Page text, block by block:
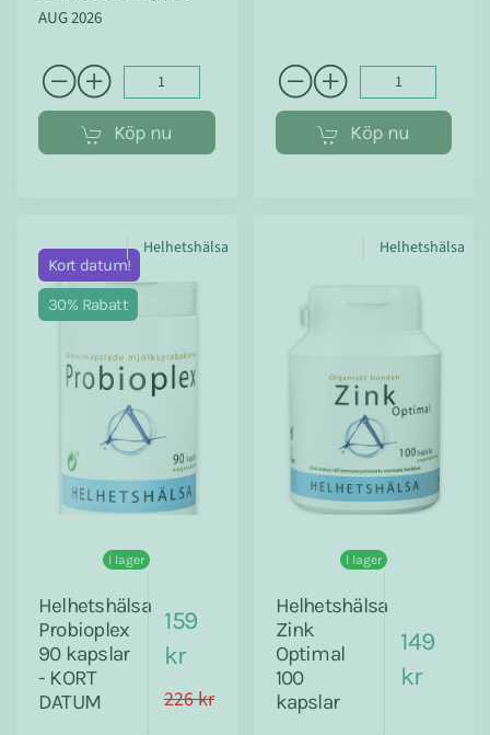
AUG 2026
Köp nu Köp nu
Kort datum!
30% Rabatt
Helhetshälsa
I lager
Helhetshälsa
Probioplex
90 kapslar
- KORT
DATUM
159
kr
226 kr
Helhetshälsa
I lager
Helhetshälsa
Zink
Optimal
100
kapslar
149
kr